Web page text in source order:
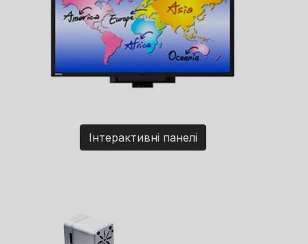
Інтерактивні панелі